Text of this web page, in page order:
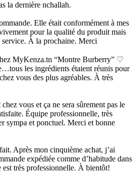
la dernière nchallah.
Elle était conformément à mes
pour la qualité du produit mais
À la prochaine. Merci
MyKenza.tn “Montre Burberry” ♡
les ingrédients étaient réunis pour
vous des plus agréables. À très
vous et ça ne sera sûrement pas le
Équipe professionnelle, très
sympa et ponctuel. Merci et bonne
Après mon cinquième achat, j’ai
expédiée comme d’habitude dans
très professionnelle. À bientôt!